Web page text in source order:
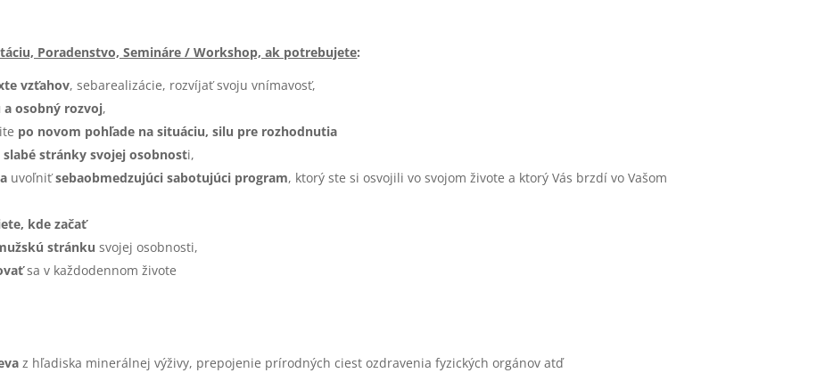
Poradenstvo, Semináre / Workshop, ak potrebujete:
vzťahov, sebarealizácie, rozvíjať svoju vnímavosť,
osobný rozvoj,
po novom pohľade na situáciu, silu pre rozhodnutia
stránky svojej osobnosti,
uvoľniťsebaobmedzujúci sabotujúci program, ktorý ste si osvojili vo svojom živote a ktorý Vás brzdí vo Vašom
kde začať
stránku svojej osobnosti,
sa v každodennom živote
z hľadiska minerálnej výživy, prepojenie prírodných ciest ozdravenia fyzických orgánov atď